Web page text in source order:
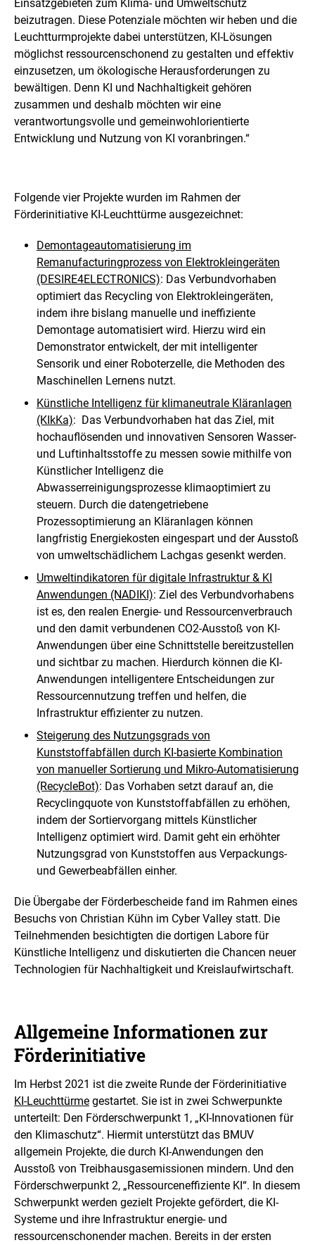
Einsatzgebieten zum Klima- und Umweltschutz
beizutragen. Diese Potenziale möchten wir heben und die
Leuchtturmprojekte dabei unterstützen, KI-Lösungen
möglichst ressourcenschonend zu gestalten und effektiv
einzusetzen, um ökologische Herausforderungen zu
bewältigen. Denn KI und Nachhaltigkeit gehören
zusammen und deshalb möchten wir eine
verantwortungsvolle und gemeinwohlorientierte
Entwicklung und Nutzung von KI voranbringen.“
Folgende vier Projekte wurden im Rahmen der
Förderinitiative KI-Leuchttürme ausgezeichnet:
Demontageautomatisierung im
Remanufacturingprozess von Elektrokleingeräten
(DESIRE4ELECTRONICS): Das Verbundvorhaben
optimiert das Recycling von Elektrokleingeräten,
indem ihre bislang manuelle und ineffiziente
Demontage automatisiert wird. Hierzu wird ein
Demonstrator entwickelt, der mit intelligenter
Sensorik und einer Roboterzelle, die Methoden des
Maschinellen Lernens nutzt.
Künstliche Intelligenz für klimaneutrale Kläranlagen
(KIkKa): Das Verbundvorhaben hat das Ziel, mit
hochauflösenden und innovativen Sensoren Wasser-
und Luftinhaltsstoffe zu messen sowie mithilfe von
Künstlicher Intelligenz die
Abwasserreinigungsprozesse klimaoptimiert zu
steuern. Durch die datengetriebene
Prozessoptimierung an Kläranlagen können
langfristig Energiekosten eingespart und der Ausstoß
von umweltschädlichem Lachgas gesenkt werden.
Umweltindikatoren für digitale Infrastruktur & KI
Anwendungen (NADIKI): Ziel des Verbundvorhabens
ist es, den realen Energie- und Ressourcenverbrauch
und den damit verbundenen CO2-Ausstoß von KI-
Anwendungen über eine Schnittstelle bereitzustellen
und sichtbar zu machen. Hierdurch können die KI-
Anwendungen intelligentere Entscheidungen zur
Ressourcennutzung treffen und helfen, die
Infrastruktur effizienter zu nutzen.
Steigerung des Nutzungsgrads von
Kunststoffabfällen durch KI-basierte Kombination
von manueller Sortierung und Mikro-Automatisierung
(RecycleBot): Das Vorhaben setzt darauf an, die
Recyclingquote von Kunststoffabfällen zu erhöhen,
indem der Sortiervorgang mittels Künstlicher
Intelligenz optimiert wird. Damit geht ein erhöhter
Nutzungsgrad von Kunststoffen aus Verpackungs-
und Gewerbeabfällen einher.
Die Übergabe der Förderbescheide fand im Rahmen eines
Besuchs von Christian Kühn im Cyber Valley statt. Die
Teilnehmenden besichtigten die dortigen Labore für
Künstliche Intelligenz und diskutierten die Chancen neuer
Technologien für Nachhaltigkeit und Kreislaufwirtschaft.
Allgemeine Informationen zur
Förderinitiative
Im Herbst 2021 ist die zweite Runde der Förderinitiative
KI-Leuchttürme gestartet. Sie ist in zwei Schwerpunkte
unterteilt: Den Förderschwerpunkt 1, „KI-Innovationen für
den Klimaschutz“. Hiermit unterstützt das BMUV
allgemein Projekte, die durch KI-Anwendungen den
Ausstoß von Treibhausgasemissionen mindern. Und den
Förderschwerpunkt 2, „Ressourceneffiziente KI“. In diesem
Schwerpunkt werden gezielt Projekte gefördert, die KI-
Systeme und ihre Infrastruktur energie- und
ressourcenschonender machen. Bereits in der ersten